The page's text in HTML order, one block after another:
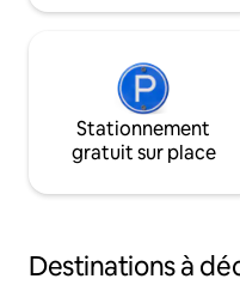
Stationnement
gratuit sur place
Destinations à